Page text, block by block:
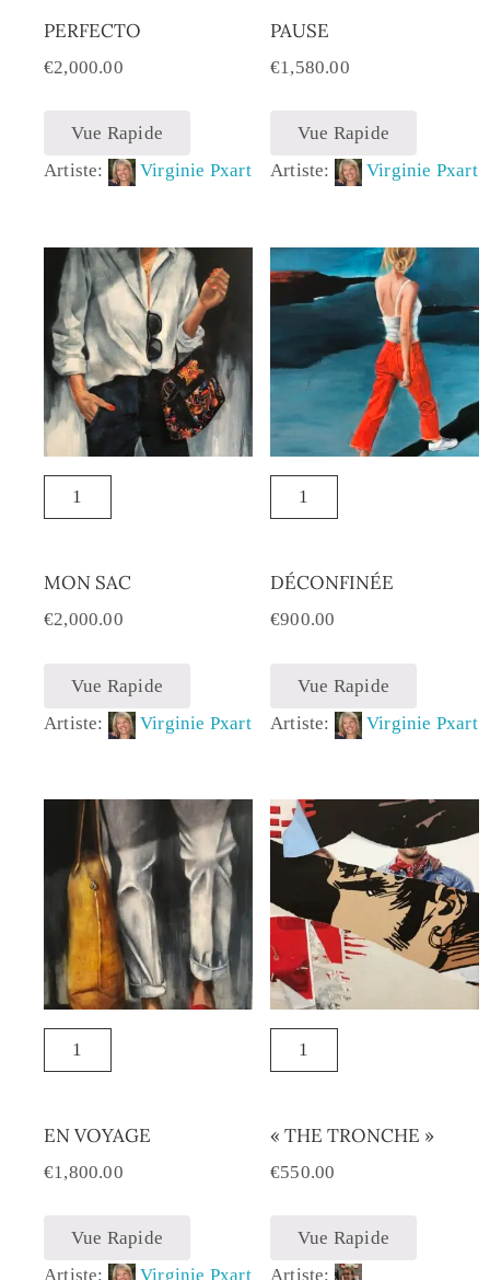
PERFECTO
€2,000.00
Vue Rapide
Artiste:
Virginie Pxart
PAUSE
€1,580.00
Vue Rapide
Artiste:
Virginie Pxart
MON SAC
€2,000.00
Vue Rapide
Artiste:
Virginie Pxart
DÉCONFINÉE
€900.00
Vue Rapide
Artiste:
Virginie Pxart
EN VOYAGE
€1,800.00
Vue Rapide
Artiste:
Virginie Pxart
« THE TRONCHE »
€550.00
Vue Rapide
Artiste: